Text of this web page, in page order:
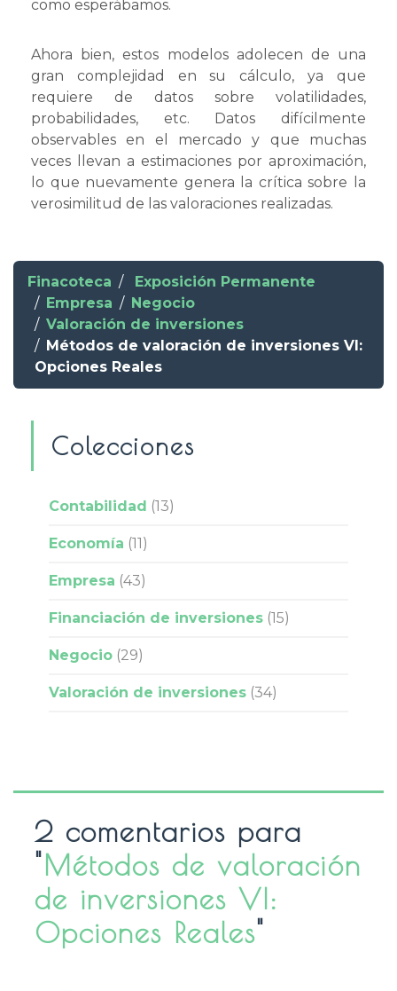
como esperábamos.
Ahora bien, estos modelos adolecen de una
gran complejidad en su cálculo, ya que
requiere de datos sobre volatilidades,
probabilidades, etc. Datos difícilmente
observables en el mercado y que muchas
veces llevan a estimaciones por aproximación,
lo que nuevamente genera la crítica sobre la
verosimilitud de las valoraciones realizadas.
Finacoteca
Exposición Permanente
Empresa
Negocio
Valoración de inversiones
Métodos de valoración de inversiones VI:
Opciones Reales
Colecciones
Contabilidad (13)
Economía (11)
Empresa (43)
Financiación de inversiones (15)
Negocio (29)
Valoración de inversiones (34)
2 comentarios para
"Métodos de valoración
de inversiones VI:
Opciones Reales"